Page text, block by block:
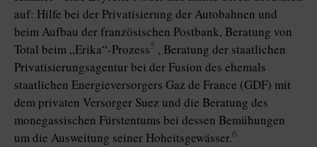
auf: Hilfe bei der Privatisierung der Autobahnen und
beim Aufbau der französischen Postbank, Beratung von
Total beim „Erika“-Prozess5 , Beratung der staatlichen
Privatisierungsagentur bei der Fusion des ehemals
staatlichen Energieversorgers Gaz de France (GDF) mit
dem privaten Versorger Suez und die Beratung des
monegassischen Fürstentums bei dessen Bemühungen
um die Ausweitung seiner Hoheitsgewässer.6